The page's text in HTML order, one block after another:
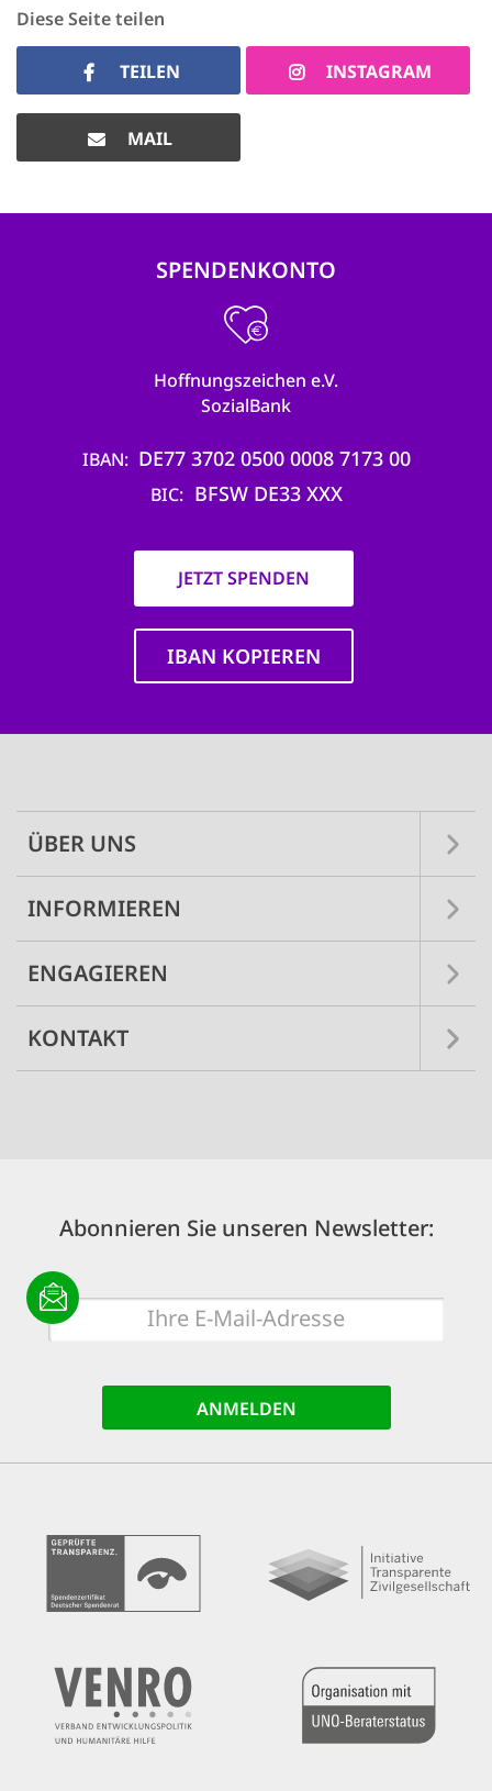
Diese Seite teilen
TEILEN INSTAGRAM
MAIL
SPENDENKONTO
Hoffnungszeichen e.V.
SozialBank
IBAN DE77 3702 0500 0008 7173 00
BIC BFSW DE33 XXX
JETZT SPENDEN
IBAN KOPIEREN
ÜBER UNS
INFORMIEREN
ENGAGIEREN
KONTAKT
Abonnieren Sie unseren Newsletter:
E-
Mail